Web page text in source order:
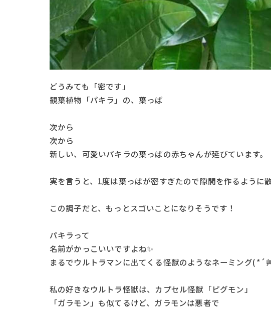
どうみても「密です」
観葉植物「パキラ」の、葉っぱ
次から
次から
新しい、可愛いパキラの葉っぱの赤ちゃんが延びています。
実を言うと、1度は葉っぱが密すぎたので隙間を作るように
この調子だと、もっとスゴいことになりそうです！
パキラって
名前がかっこいいですよね✨
まるでウルトラマンに出てくる怪獣のようなネーミング( *´
私の好きなウルトラ怪獣は、カプセル怪獣「ピグモン」
「ガラモン」も似てるけど、ガラモンは悪者で